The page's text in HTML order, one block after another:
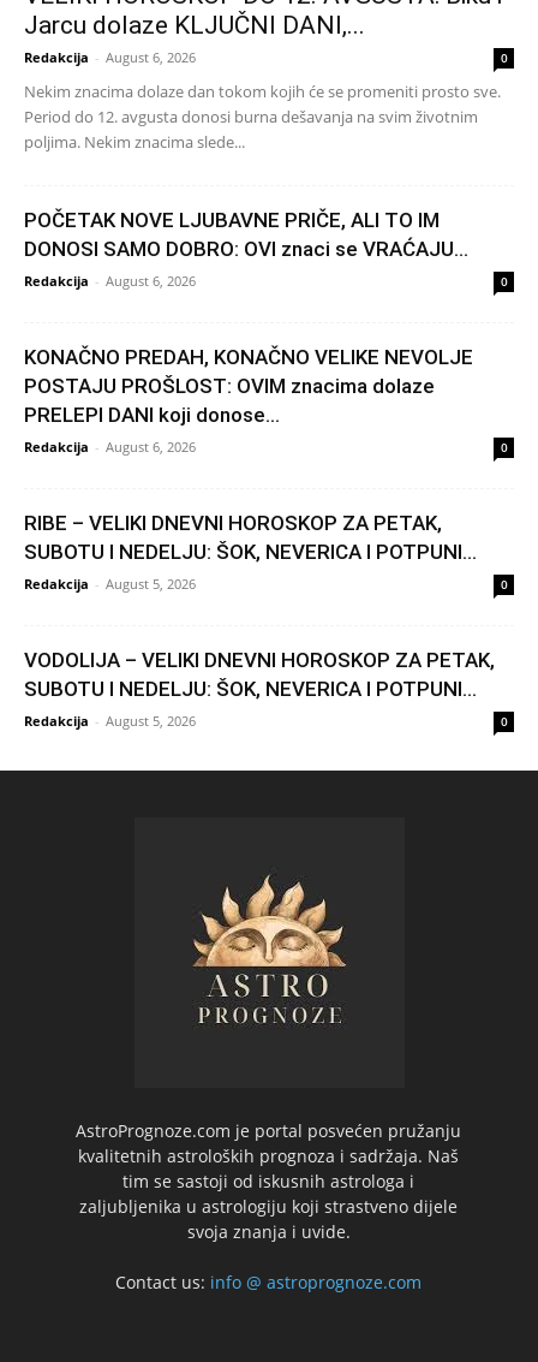
Jarcu dolaze KLJUČNI DANI,...
Redakcija - August 6, 2026 0
Nekim znacima dolaze dan tokom kojih će se promeniti prosto sve.
Period do 12. avgusta donosi burna dešavanja na svim životnim
poljima. Nekim znacima slede...
POČETAK NOVE LJUBAVNE PRIČE, ALI TO IM
DONOSI SAMO DOBRO: OVI znaci se VRAĆAJU...
Redakcija - August 6, 2026 0
KONAČNO PREDAH, KONAČNO VELIKE NEVOLJE
POSTAJU PROŠLOST: OVIM znacima dolaze
PRELEPI DANI koji donose...
Redakcija - August 6, 2026 0
RIBE – VELIKI DNEVNI HOROSKOP ZA PETAK,
SUBOTU I NEDELJU: ŠOK, NEVERICA I POTPUNI...
Redakcija - August 5, 2026 0
VODOLIJA – VELIKI DNEVNI HOROSKOP ZA PETAK,
SUBOTU I NEDELJU: ŠOK, NEVERICA I POTPUNI...
Redakcija - August 5, 2026 0
AstroPrognoze.com je portal posvećen pružanju
kvalitetnih astroloških prognoza i sadržaja. Naš
tim se sastoji od iskusnih astrologa i
zaljubljenika u astrologiju koji strastveno dijele
svoja znanja i uvide.
Contact us: info @ astroprognoze.com